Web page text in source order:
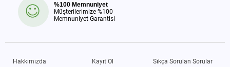
%100 Memnuniyet
Müşterilerimize %100
Memnuniyet Garantisi
Hakkımızda Kayıt Ol Sıkça Sorulan Sorular